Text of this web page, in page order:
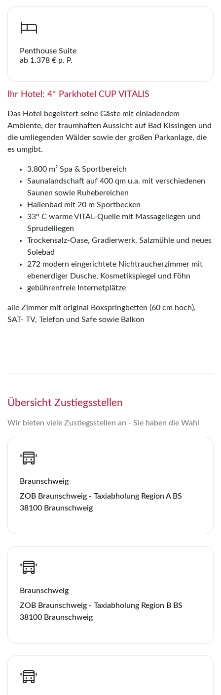
Penthouse Suite
ab 1.378 € p. P.
Ihr Hotel: 4* Parkhotel CUP VITALIS
Das Hotel begeistert seine Gäste mit einladendem
Ambiente, der traumhaften Aussicht auf Bad Kissingen und
die umliegenden Wälder sowie der großen Parkanlage, die
es umgibt.
3.800 m² Spa & Sportbereich
Saunalandschaft auf 400 qm u.a. mit verschiedenen
Saunen sowie Ruhebereichen
Hallenbad mit 20 m Sportbecken
33° C warme VITAL-Quelle mit Massageliegen und
Sprudelliegen
Trockensalz-Oase, Gradierwerk, Salzmühle und neues
Solebad
272 modern eingerichtete Nichtraucherzimmer mit
ebenerdiger Dusche, Kosmetikspiegel und Föhn
gebührenfreie Internetplätze
alle Zimmer mit original Boxspringbetten (60 cm hoch),
SAT- TV, Telefon und Safe sowie Balkon
Übersicht Zustiegsstellen
Wir bieten viele Zustiegsstellen an - Sie haben die Wahl
Braunschweig
ZOB Braunschweig - Taxiabholung Region A BS
38100 Braunschweig
Braunschweig
ZOB Braunschweig - Taxiabholung Region B BS
38100 Braunschweig